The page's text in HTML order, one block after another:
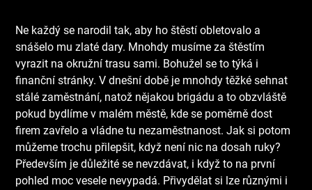
Ne každý se narodil tak, aby ho štěstí obletovalo a
snášelo mu zlaté dary. Mnohdy musíme za štěstím
vyrazit na okružní trasu sami. Bohužel se to týká i
finanční stránky. V dnešní době je mnohdy těžké sehnat
stálé zaměstnání, natož nějakou brigádu a to obzvláště
pokud bydlíme v malém městě, kde se poměrně dost
firem zavřelo a vládne tu nezaměstnanost. Jak si potom
můžeme trochu přilepšit, když není nic na dosah ruky?
Především je důležité se nevzdávat, i když to na první
pohled moc vesele nevypadá. Přivydělat si lze různými i